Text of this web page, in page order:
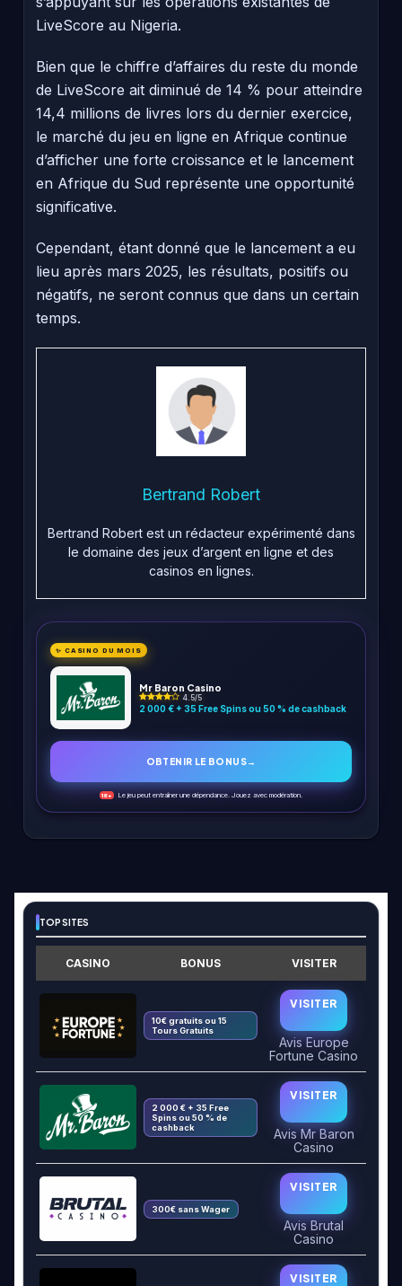
LiveScore au Nigeria.
Bien que le chiffre d’affaires du reste du monde
de LiveScore ait diminué de 14 % pour atteindre
14,4 millions de livres lors du dernier exercice,
le marché du jeu en ligne en Afrique continue
d’afficher une forte croissance et le lancement
en Afrique du Sud représente une opportunité
significative.
Cependant, étant donné que le lancement a eu
lieu après mars 2025, les résultats, positifs ou
négatifs, ne seront connus que dans un certain
temps.
Bertrand Robert
Bertrand Robert est un rédacteur expérimenté dans
le domaine des jeux d’argent en ligne et des
casinos en lignes.
✨ CASINO DU MOIS
Mr Baron Casino
4.5/5
2 000 € + 35 Free Spins ou 50 % de cashback
OBTENIR LE BONUS→
18+ Le jeu peut entraîner une dépendance. Jouez avec modération.
TOP SITES
CASINO BONUS VISITER
10€ gratuits ou 15
Tours Gratuits
VISITER
Avis Europe
Fortune Casino
2 000 € + 35 Free
Spins ou 50 % de
cashback
VISITER
Avis Mr Baron
Casino
300€ sans Wager
VISITER
Avis Brutal
Casino
VISITER